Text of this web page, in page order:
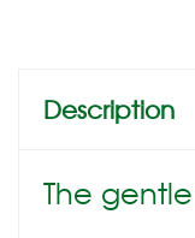
Description
The